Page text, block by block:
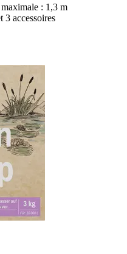
: 1,3 m
3 accessoires